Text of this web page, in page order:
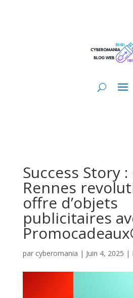
Success Story :
Rennes
offre d’objets
publicitaires
par cyberomania | Juin 4, 2025 |